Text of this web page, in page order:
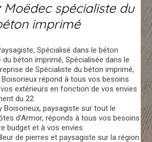
Moëdec spécialiste du
imprimé
Spécialisé dans le béton
béton imprimé, Spécialisée dans le
de Spécialiste du béton imprimé,
répond à tous vos besoins
extérieurs en fonction de vos envies
du 22.
Boisorieux, paysagiste sur tout le
d'Armor, réponds à tous vos besoins
budget et à vos envies.
de pierres et paysagiste sur la région